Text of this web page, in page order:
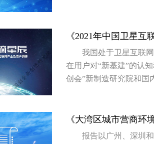
客观、全面和科学的评
《2021年中国卫星互
我国处于卫星互联
在用户对“新基建”的认
创会”新制造研究院和国
《大湾区城市营商环
报告以广州、深圳